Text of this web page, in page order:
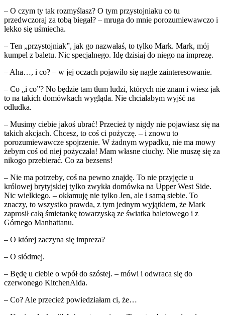
– O czym ty tak rozmyślasz? O tym przystojniaku co tu
przedwczoraj za tobą biegał? – mruga do mnie porozumiewawczo i
lekko się uśmiecha.
– Ten „przystojniak”, jak go nazwałaś, to tylko Mark. Mark, mój
kumpel z baletu. Nic specjalnego. Idę dzisiaj do niego na imprezę.
– Aha…, i co? – w jej oczach pojawiło się nagłe zainteresowanie.
– Co „i co”? No będzie tam tłum ludzi, których nie znam i wiesz jak
to na takich domówkach wygląda. Nie chciałabym wyjść na
odludka.
– Musimy ciebie jakoś ubrać! Przecież ty nigdy nie pojawiasz się na
takich akcjach. Chcesz, to coś ci pożyczę. – i znowu to
porozumiewawcze spojrzenie. W żadnym wypadku, nie ma mowy
żebym coś od niej pożyczała! Mam własne ciuchy. Nie muszę się za
nikogo przebierać. Co za bezsens!
– Nie ma potrzeby, coś na pewno znajdę. To nie przyjęcie u
królowej brytyjskiej tylko zwykła domówka na Upper West Side.
Nic wielkiego. – okłamuję nie tylko Jen, ale i samą siebie. To
znaczy, to wszystko prawda, z tym jednym wyjątkiem, że Mark
zaprosił całą śmietankę towarzyską ze światka baletowego i z
Górnego Manhattanu.
– O której zaczyna się impreza?
– O siódmej.
– Będę u ciebie o wpół do szóstej. – mówi i odwraca się do
czerwonego KitchenAida.
– Co? Ale przecież powiedziałam ci, że…